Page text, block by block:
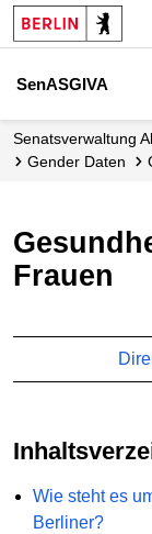
SenASGIVA
Senats­verwaltung
Gender Daten
Gesundheit und Gewalt gegen
Frauen
Wie steht es
Berliner?